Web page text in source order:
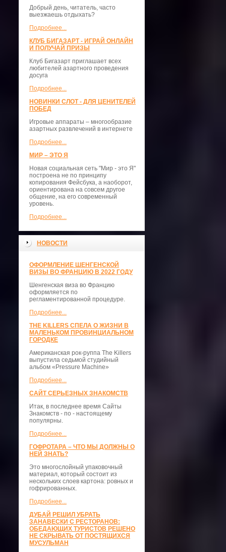
Добрый день, читатель, часто
выезжаешь отдыхать?
Подробнее...
КЛУБ БИГАЗАРТ - ИГРАЙ ОНЛАЙН
И ПОЛУЧАЙ ПРИЗЫ
Клуб Бигазарт приглашает всех
любителей азартного проведения
досуга
Подробнее...
НОВИНКИ СЛОТ - ДЛЯ ЦЕНИТЕЛЕЙ
ПОБЕД
Игровые аппараты – многообразие
азартных развлечений в интернете
Подробнее...
МИР – ЭТО Я
Новая социальная сеть "Мир - это Я"
построена не по принципу
копирования Фейсбука, а наоборот,
ориентирована на совсем другое
общение, на его современный
уровень.
Подробнее...
НОВОСТИ
ОФОРМЛЕНИЕ ШЕНГЕНСКОЙ
ВИЗЫ ВО ФРАНЦИЮ В 2022 ГОДУ
Шенгенская виза во Францию
оформляется по
регламентированной процедуре.
Подробнее...
THE KILLERS СПЕЛА О ЖИЗНИ В
МАЛЕНЬКОМ ПРОВИНЦИАЛЬНОМ
ГОРОДКЕ
Американская рок-руппа The Killers
выпустила седьмой студийный
альбом «Pressure Machine»
Подробнее...
САЙТ СЕРЬЕЗНЫХ ЗНАКОМСТВ
Итак, в последнее время Сайты
Знакомств - по - настоящему
популярны.
Подробнее...
ГОФРОТАРА – ЧТО МЫ ДОЛЖНЫ О
НЕЙ ЗНАТЬ?
Это многослойный упаковочный
материал, который состоит из
нескольких слоев картона: ровных и
гофрированных.
Подробнее...
ДУБАЙ РЕШИЛ УБРАТЬ
ЗАНАВЕСКИ С РЕСТОРАНОВ:
ОБЕДАЮЩИХ ТУРИСТОВ РЕШЕНО
НЕ СКРЫВАТЬ ОТ ПОСТЯЩИХСЯ
МУСУЛЬМАН